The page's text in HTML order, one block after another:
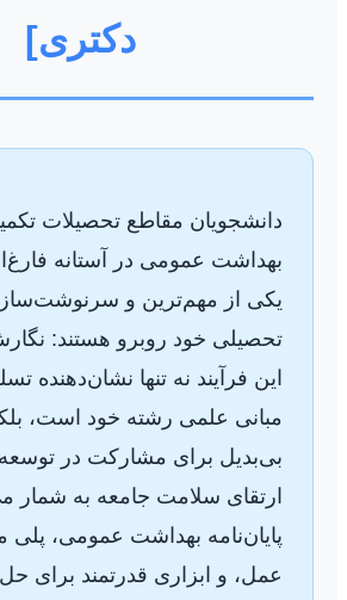
دکتری]
دانشجویان مقاطع تحصیلات
بهداشت عمومی در آستانه
یکی از مهم‌ترین و
تحصیلی خود روبرو هستند:
این فرآیند نه تنها نشان‌دهنده
مبانی علمی رشته خود است،
بی‌بدیل برای مشارکت در
ارتقای سلامت جامعه به شمار
پایان‌نامه بهداشت عمومی، پلی
عمل، و ابزاری قدرتمند برای